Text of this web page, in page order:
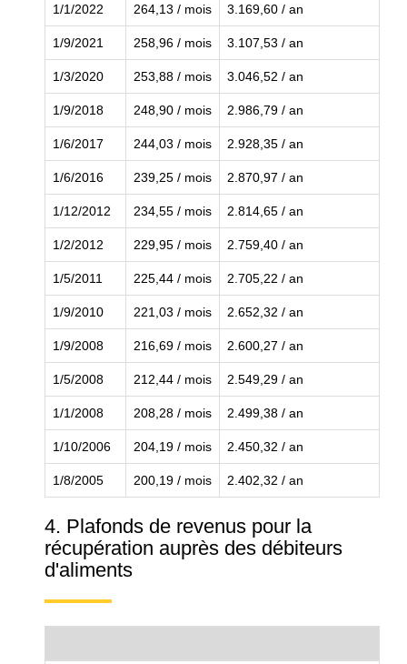
1/1/2022 264,13 / mois 3.169,60 / an
1/9/2021 258,96 / mois 3.107,53 / an
1/3/2020 253,88 / mois 3.046,52 / an
1/9/2018 248,90 / mois 2.986,79 / an
1/6/2017 244,03 / mois 2.928,35 / an
1/6/2016 239,25 / mois 2.870,97 / an
1/12/2012 234,55 / mois 2.814,65 / an
1/2/2012 229,95 / mois 2.759,40 / an
1/5/2011 225,44 / mois 2.705,22 / an
1/9/2010 221,03 / mois 2.652,32 / an
1/9/2008 216,69 / mois 2.600,27 / an
1/5/2008 212,44 / mois 2.549,29 / an
1/1/2008 208,28 / mois 2.499,38 / an
1/10/2006 204,19 / mois 2.450,32 / an
1/8/2005 200,19 / mois 2.402,32 / an
4. Plafonds de revenus pour la
récupération auprès des débiteurs
d'aliments